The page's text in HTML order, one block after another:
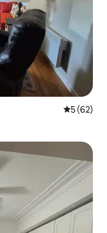
Ukadiriaji
5 (62)